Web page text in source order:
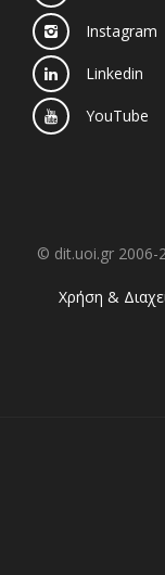
Instagram
Linkedin
YouTube
© dit.uoi.gr 2006-
Χρήση &